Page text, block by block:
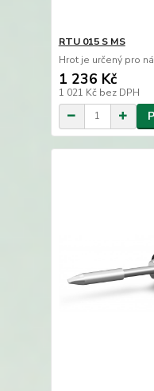
RTU 015 S MS
Hrot je určený pro
1 236 Kč
1 021 Kč bez DPH